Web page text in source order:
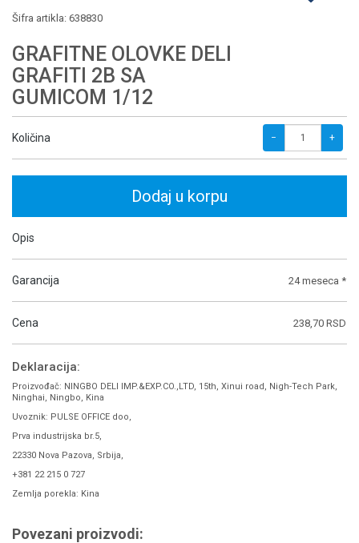
Šifra artikla: 638830
GRAFITNE OLOVKE DELI
GRAFITI 2B SA
GUMICOM 1/12
Količina − +
Dodaj u korpu
Opis
Garancija 24 meseca *
Cena 238,70 RSD
Deklaracija:
Proizvođač: NINGBO DELI IMP.&EXP.CO.,LTD, 15th, Xinui road, Nigh-Tech Park,
Ninghai, Ningbo, Kina
Uvoznik: PULSE OFFICE doo,
Prva industrijska br.5,
22330 Nova Pazova, Srbija,
+381 22 215 0 727
Zemlja porekla: Kina
Povezani proizvodi: